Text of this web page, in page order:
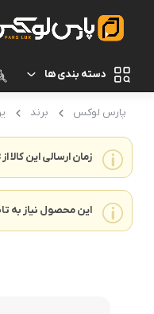
دسته بندی ها
لوازم برقی آشپزخانه
نظافت و شستشو
پارس لوکس برند
زمان ارسالی این کالا از 3 روی آینده می باشد
این محصول نیاز به